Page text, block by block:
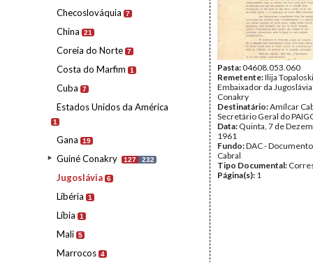
Checoslováquia 7
China 21
Coreia do Norte 7
Costa do Marfim 1
Cuba 7
Estados Unidos da América
1
Gana 19
Guiné Conakry 127 232
Jugoslávia 6
Libéria 1
Líbia 1
Mali 5
Marrocos 4
Pasta:04608.053.060
Remetente:Ilija
Embaixador da
Conakry
Destinatário:Amílcar
Secretário Geral do
Data: Quinta, 7 de
1961
Fundo:DAC -
Cabral
Tipo Documental:
Página(s): 1